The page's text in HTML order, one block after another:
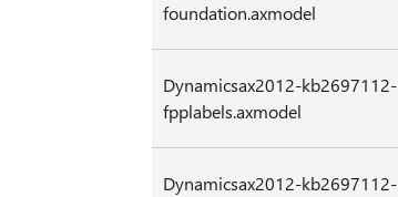
foundation.axmodel
Dynamicsax2012-kb2697112-
fpplabels.axmodel
Dynamicsax2012-kb2697112-